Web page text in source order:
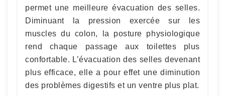
permet une meilleure évacuation des selles.
Diminuant la pression exercée sur les
muscles du colon, la posture physiologique
rend chaque passage aux toilettes plus
confortable. L’évacuation des selles devenant
plus efficace, elle a pour effet une diminution
des problèmes digestifs et un ventre plus plat.